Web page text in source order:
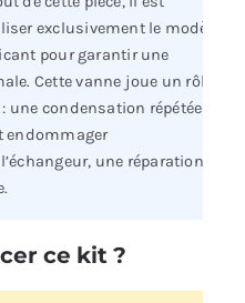
exclusivement le modèle
pour garantir une
Cette vanne joue un rôle
une condensation répétée
endommager
une réparation
ce kit ?